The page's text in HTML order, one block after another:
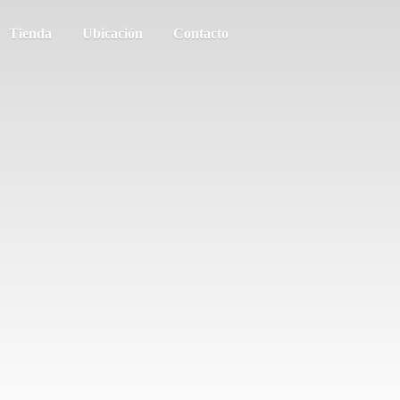
Tienda Ubicación Contacto